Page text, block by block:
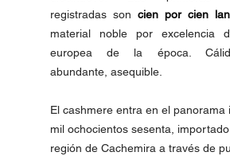
registradas son cien por cien
material noble por excelencia
europea de la época.
abundante, asequible.
El cashmere entra en el panorama
mil ochocientos sesenta,
región de Cachemira a través de